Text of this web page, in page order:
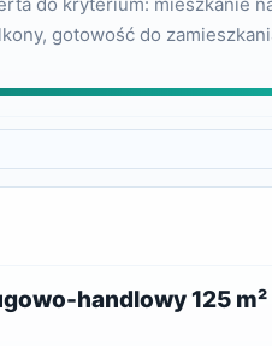
gotowość do
handlowy 125 m²